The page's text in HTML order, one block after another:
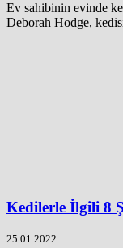
Ev sahibinin evinde
Deborah Hodge,
Kedilerle İlgili 8
25.01.2022